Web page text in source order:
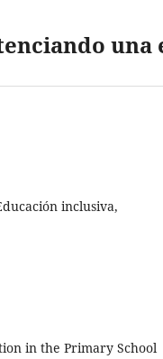
inclusiva,
in the Primary School